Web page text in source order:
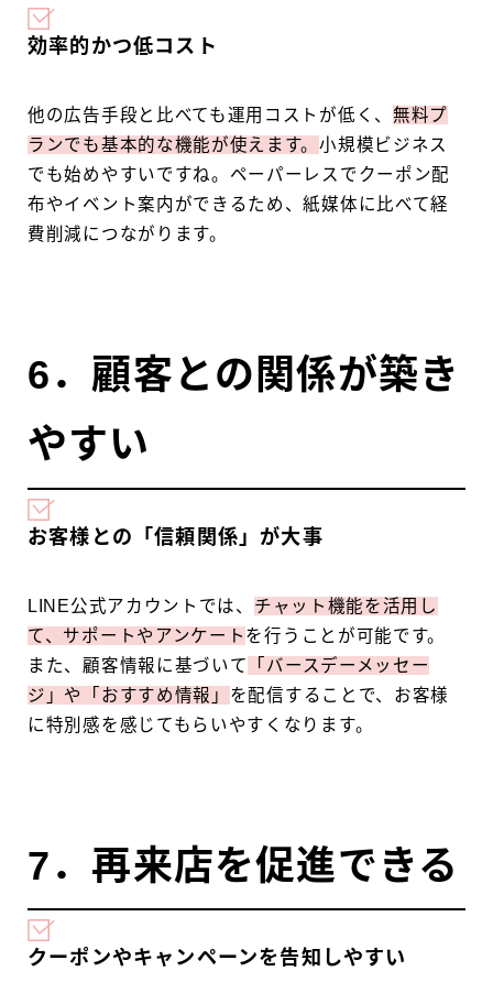
効率的かつ低コスト
他の広告手段と比べても運用コストが低く、無料プ
ランでも基本的な機能が使えます。小規模ビジネス
でも始めやすいですね。ペーパーレスでクーポン配
布やイベント案内ができるため、紙媒体に比べて経
費削減につながります。
6．顧客との関係が築き
やすい
お客様との「信頼関係」が大事
LINE公式アカウントでは、 チャット機能を活用し
て、サポートやアンケート を行うことが可能です。
また、顧客情報に基づいて
「バースデーメッセー
ジ」や「おすすめ情報」 を配信することで、お客様
に特別感を感じてもらいやすくなります。
7．再来店を促進できる
クーポンやキャンペーンを告知しやすい